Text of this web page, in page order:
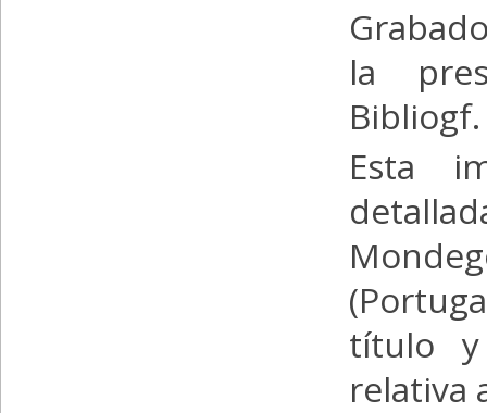
la
Esta
título y
relativa